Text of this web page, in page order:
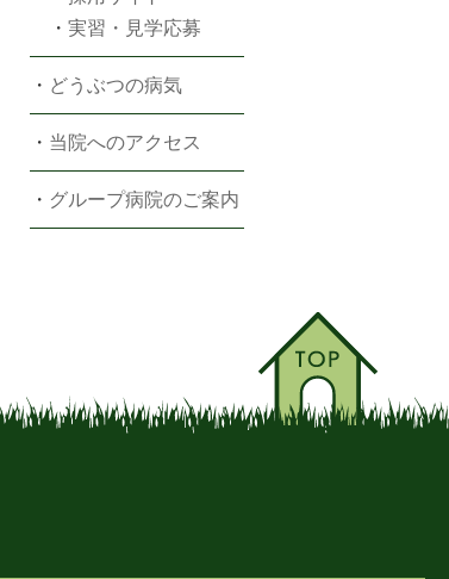
・ 実習・見学応募
・ どうぶつの病気
・ 当院へのアクセス
・ グループ病院のご案内